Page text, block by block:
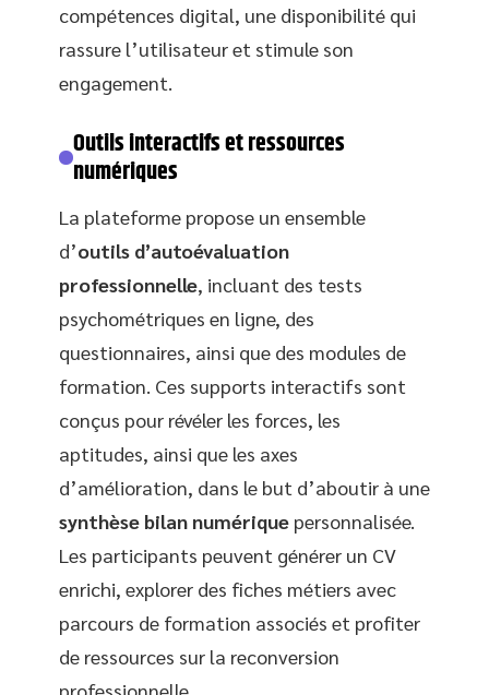
compétences digital, une disponibilité qui
rassure l’utilisateur et stimule son
engagement.
Outils interactifs et ressources
numériques
La plateforme propose un ensemble
d’outils d’autoévaluation
professionnelle, incluant des tests
psychométriques en ligne, des
questionnaires, ainsi que des modules de
formation. Ces supports interactifs sont
conçus pour révéler les forces, les
aptitudes, ainsi que les axes
d’amélioration, dans le but d’aboutir à une
synthèse bilan numérique personnalisée.
Les participants peuvent générer un CV
enrichi, explorer des fiches métiers avec
parcours de formation associés et profiter
de ressources sur la reconversion
professionnelle.